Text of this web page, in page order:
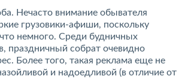
Нечасто внимание обывателя
грузовики-афиши, поскольку
немного. Среди будничных
праздничный собрат очевидно
Более того, такая реклама еще не
и надоедливой (в отличие от